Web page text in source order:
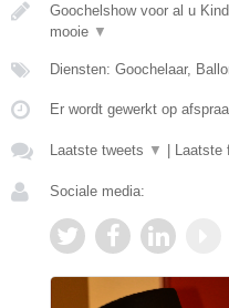
Goochelshow voor al u
mooie ▼
Diensten: Goochelaar,
Er wordt gewerkt op
Laatste tweets ▼ | Laatste
Sociale media: